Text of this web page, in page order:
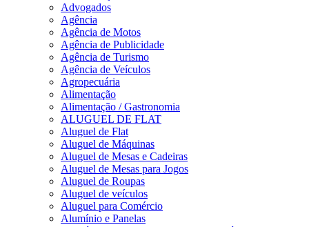
Advogados
Agência
Agência de Motos
Agência de Publicidade
Agência de Turismo
Agência de Veículos
Agropecuária
Alimentação
Alimentação / Gastronomia
ALUGUEL DE FLAT
Aluguel de Flat
Aluguel de Máquinas
Aluguel de Mesas e Cadeiras
Aluguel de Mesas para Jogos
Aluguel de Roupas
Aluguel de veículos
Aluguel para Comércio
Alumínio e Panelas